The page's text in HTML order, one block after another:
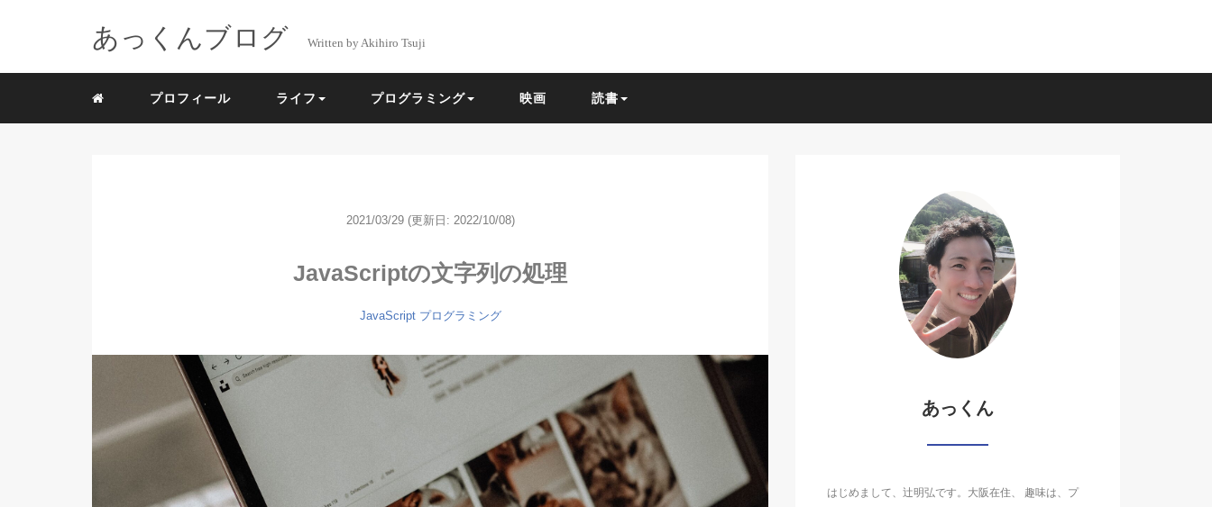
あっくんブログ Written by Akihiro Tsuji
プロフィール ライフ プログラミング 映画 読書
2021/03/29 (更新日: 2022/10/08)
JavaScriptの文字列の処理
JavaScript プログラミング
あっくん
はじめまして、辻明弘です。大阪在住、 趣味は、プ